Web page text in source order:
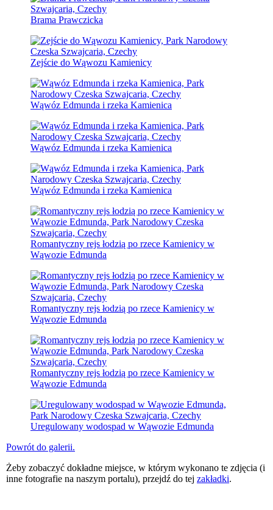
Brama Prawczicka
Zejście do Wąwozu Kamienicy
Wąwóz Edmunda i rzeka Kamienica
Wąwóz Edmunda i rzeka Kamienica
Wąwóz Edmunda i rzeka Kamienica
Romantyczny rejs łodzią po rzece Kamienicy w
Wąwozie Edmunda
Romantyczny rejs łodzią po rzece Kamienicy w
Wąwozie Edmunda
Romantyczny rejs łodzią po rzece Kamienicy w
Wąwozie Edmunda
Uregulowany wodospad w Wąwozie Edmunda
Powrót do galerii.
Żeby zobaczyć dokładne miejsce, w którym wykonano te zdjęcia (i
inne fotografie na naszym portalu), przejdź do tej zakładki.